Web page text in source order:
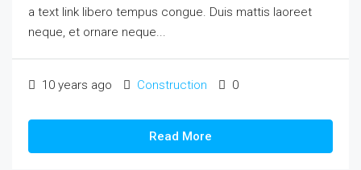
a text link libero tempus congue. Duis mattis laoreet
neque, et ornare neque...
10 years ago Construction 0
Read More